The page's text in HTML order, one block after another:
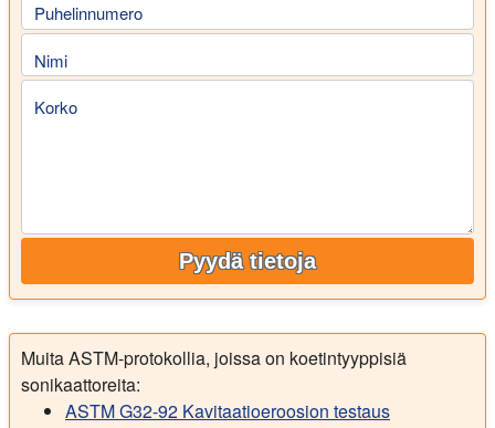
Puhelinnumero
Nimi
Korko
Pyydä tietoja
Muita ASTM-protokollia, joissa on koetintyyppisiä
sonikaattoreita:
ASTM G32-92 Kavitaatioeroosion testaus